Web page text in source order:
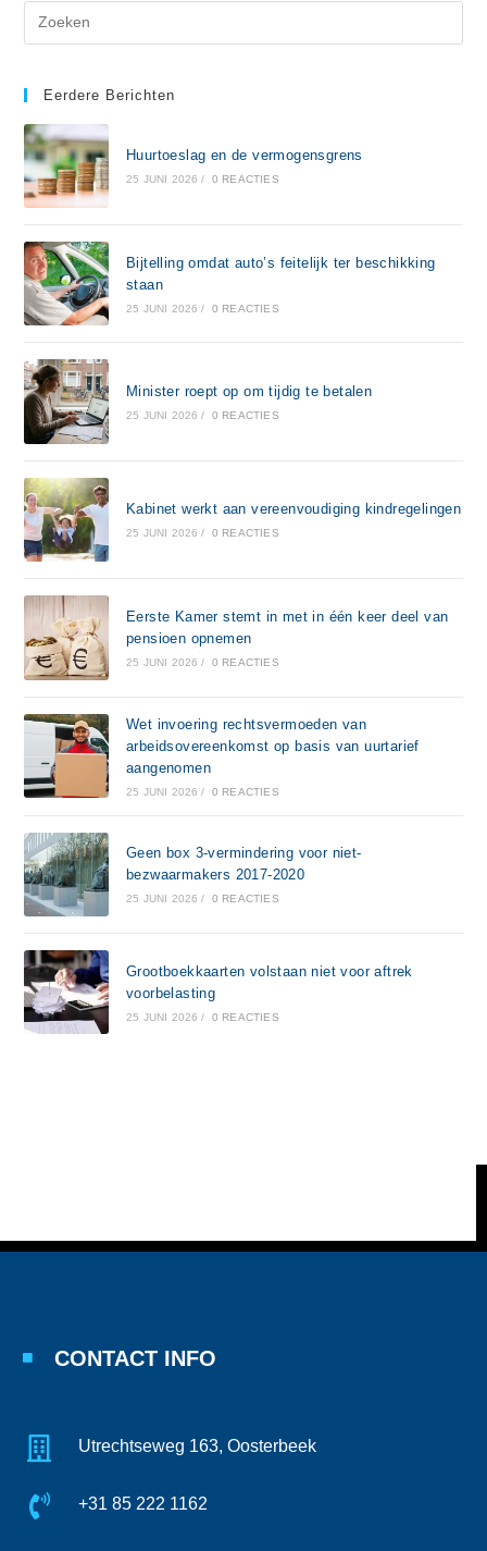
Eerdere Berichten
Huurtoeslag en de vermogensgrens
25 JUNI 2026 / 0 REACTIES
Bijtelling omdat auto’s feitelijk ter beschikking
staan
25 JUNI 2026 / 0 REACTIES
Minister roept op om tijdig te betalen
25 JUNI 2026 / 0 REACTIES
Kabinet werkt aan vereenvoudiging kindregelingen
25 JUNI 2026 / 0 REACTIES
Eerste Kamer stemt in met in één keer deel van
pensioen opnemen
25 JUNI 2026 / 0 REACTIES
Wet invoering rechtsvermoeden van
arbeidsovereenkomst op basis van uurtarief
aangenomen
25 JUNI 2026 / 0 REACTIES
Geen box 3-vermindering voor niet-
bezwaarmakers 2017-2020
25 JUNI 2026 / 0 REACTIES
Grootboekkaarten volstaan niet voor aftrek
voorbelasting
25 JUNI 2026 / 0 REACTIES
CONTACT INFO
Utrechtseweg 163, Oosterbeek
+31 85 222 1162